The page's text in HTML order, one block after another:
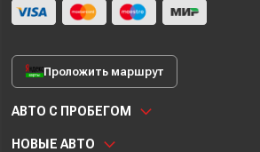
Проложить маршрут
АВТО С ПРОБЕГОМ
НОВЫЕ АВТО